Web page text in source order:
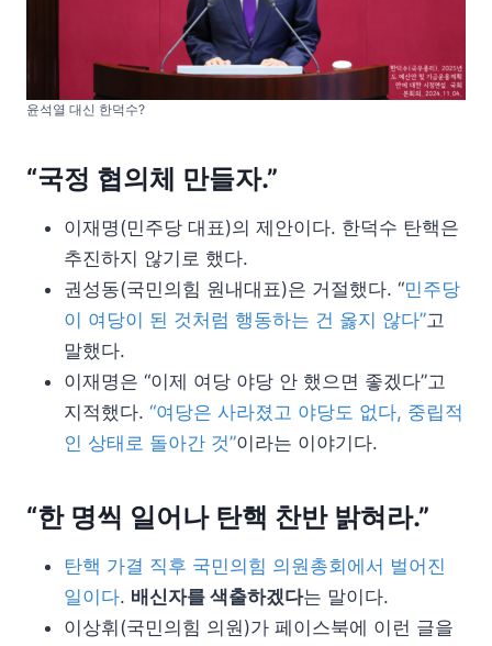
윤석열 대신 한덕수?
“국정 협의체 만들자.”
이재명(민주당 대표)의 제안이다. 한덕수 탄핵은
추진하지 않기로 했다.
권성동(국민의힘 원내대표)은 거절했다. “민주당
이 여당이 된 것처럼 행동하는 건 옳지 않다”고
말했다.
이재명은 “이제 여당 야당 안 했으면 좋겠다”고
지적했다. “여당은 사라졌고 야당도 없다, 중립적
인 상태로 돌아간 것”이라는 이야기다.
“한 명씩 일어나 탄핵 찬반 밝혀라.”
탄핵 가결 직후 국민의힘 의원총회에서 벌어진
일이다. 배신자를 색출하겠다는 말이다.
이상휘(국민의힘 의원)가 페이스북에 이런 글을